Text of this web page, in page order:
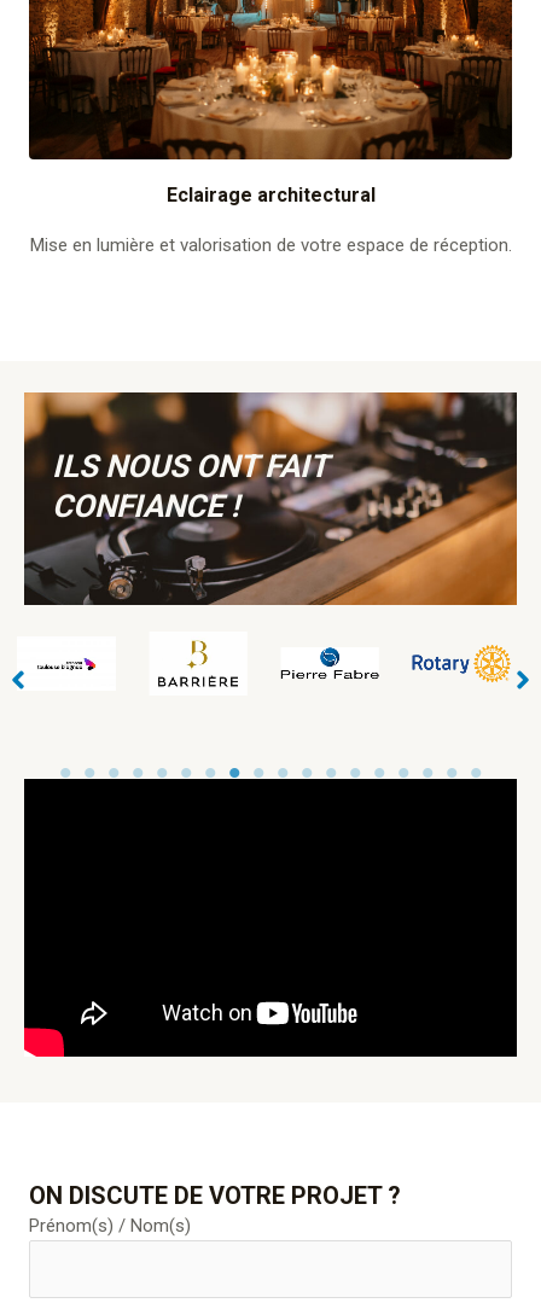
Eclairage architectural
Mise en lumière et valorisation de votre espace de réception.
ILS NOUS ONT FAIT
CONFIANCE !
ON DISCUTE DE VOTRE PROJET ?
Prénom(s) / Nom(s)